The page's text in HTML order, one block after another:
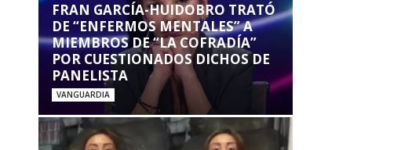
FRAN GARCÍA-HUIDOBRO TRATÓ
DE “ENFERMOS MENTALES” A
MIEMBROS DE “LA COFRADÍA”
POR CUESTIONADOS DICHOS DE
PANELISTA
VANGUARDIA